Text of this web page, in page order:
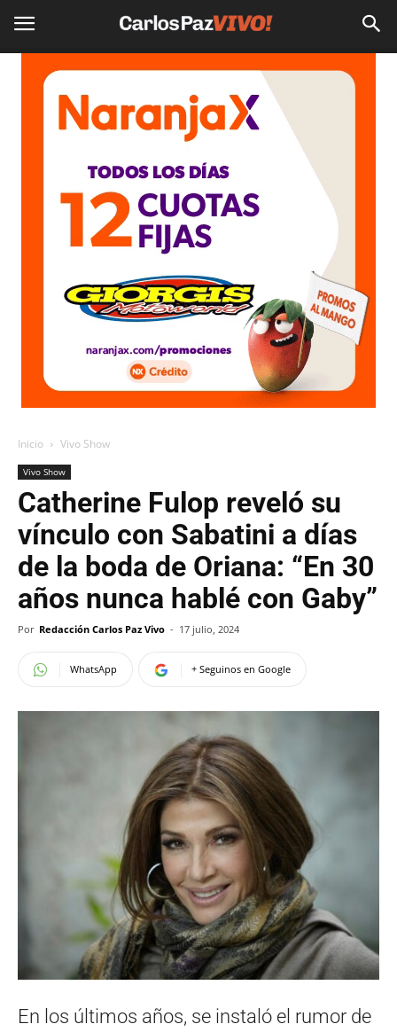
Inicio Vivo Show
Vivo Show
Catherine Fulop reveló su
vínculo con Sabatini a días
de la boda de Oriana: “En 30
años nunca hablé con Gaby”
Por Redacción Carlos Paz Vivo - 17 julio, 2024
WhatsApp + Seguinos en Google
En los últimos años, se instaló el rumor de